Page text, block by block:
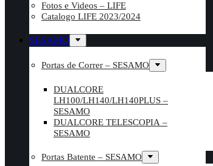
Fotos e Videos – LIFE
Catalogo LIFE 2023/2024
SESAMO
Portas de Correr – SESAMO
DUALCORE
LH100/LH140/LH140PLUS –
SESAMO
DUALCORE TELESCOPIA –
SESAMO
Portas Batente – SESAMO